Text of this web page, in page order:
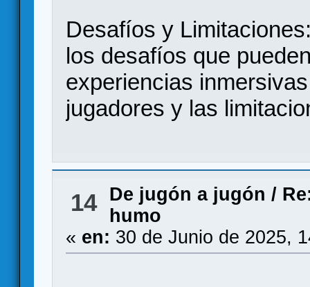
Desafíos y
los desafíos que
experiencias
jugadores y las
14 De jugón a jugón /
humo
« en: 30 de Junio de 2025,